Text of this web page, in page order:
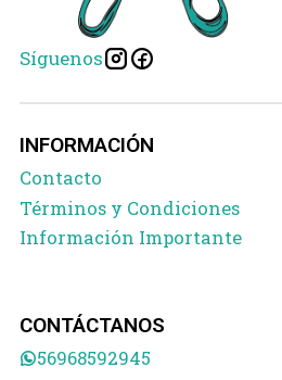
Síguenos
INFORMACIÓN
Contacto
Términos y Condiciones
Información Importante
CONTÁCTANOS
56968592945